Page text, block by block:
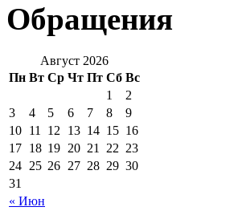
Обращения
Август 2026
Пн Вт Ср Чт Пт Сб Вс
« Июн
1
2
3
4 5 6 7 8
9
10 11 12 13 14 15 16
17 18 19 20 21 22 23
24 25 26 27 28 29 30
31